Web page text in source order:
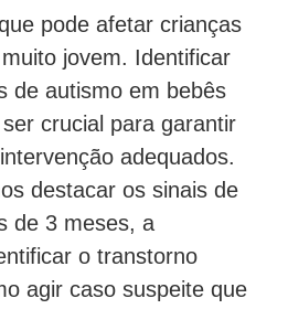
pode afetar crianças
jovem. Identificar
de autismo em bebês
crucial para garantir
adequados.
destacar os sinais de
de 3 meses, a
o transtorno
agir caso suspeite que